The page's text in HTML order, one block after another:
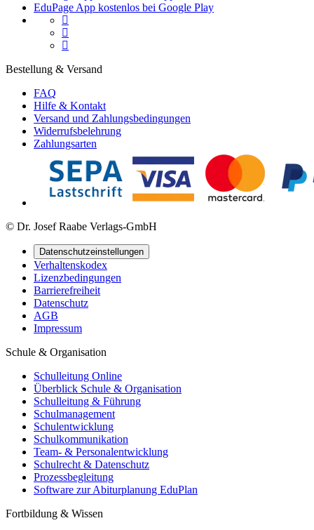
EduPage App kostenlos bei Google Play



Bestellung & Versand
FAQ
Hilfe & Kontakt
Versand und Zahlungsbedingungen
Widerrufsbelehrung
Zahlungsarten
© Dr. Josef Raabe Verlags-GmbH
Datenschutzeinstellungen
Verhaltenskodex
Lizenzbedingungen
Barrierefreiheit
Datenschutz
AGB
Impressum
Schule & Organisation
Schulleitung Online
Überblick Schule & Organisation
Schulleitung & Führung
Schulmanagement
Schulentwicklung
Schulkommunikation
Team- & Personalentwicklung
Schulrecht & Datenschutz
Prozessbegleitung
Software zur Abiturplanung EduPlan
Fortbildung & Wissen